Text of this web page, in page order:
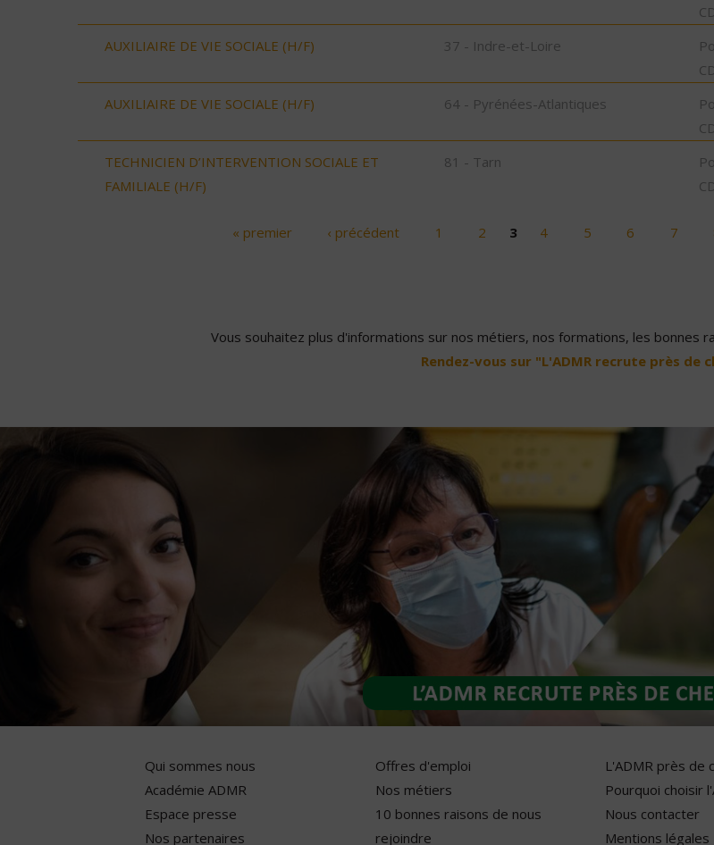
AUXILIAIRE DE VIE SOCIALE (H/F) 37 - Indre-et-Loire
AUXILIAIRE DE VIE SOCIALE (H/F) 64 - Pyrénées-Atlantiques
TECHNICIEN D’INTERVENTION SOCIALE ET
FAMILIALE (H/F)
81 - Tarn
« premier ‹ précédent 1 2 3 4 5 6 7
Vous souhaitez plus d'informations sur nos métiers, nos formations, les bonnes
Rendez-vous sur "L'ADMR recrute près de
Qui sommes nous
Académie ADMR
Espace presse
Nos partenaires
Offres d'emploi
Nos métiers
10 bonnes raisons de nous
rejoindre
L'ADMR près de
Pourquoi choisir
Nous contacter
Mentions légales